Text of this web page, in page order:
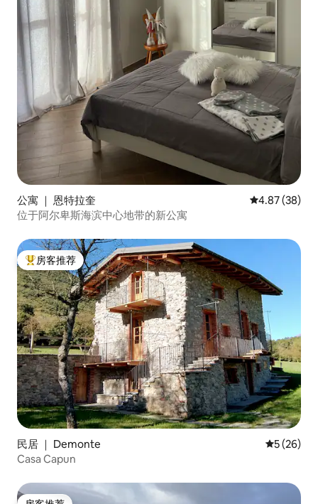
公寓 ｜ 恩特拉奎 平均评分
4.87 (38)
位于阿尔卑斯海滨中心地带的新公寓
热门「房客推荐」
房客推荐
民居 ｜ Demonte 平均评分
5 (26)
Casa Capun